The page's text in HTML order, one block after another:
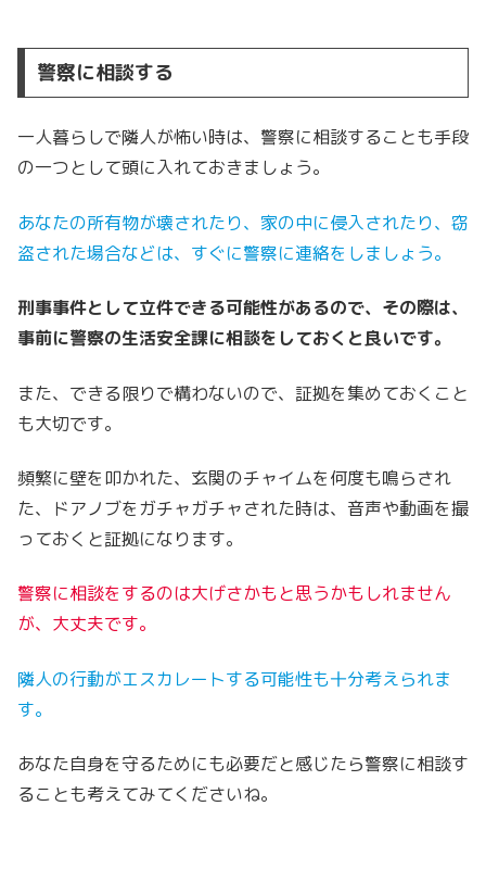
警察に相談する
一人暮らしで隣人が怖い時は、警察に相談することも手段
の一つとして頭に入れておきましょう。
あなたの所有物が壊されたり、家の中に侵入されたり、窃
盗された場合などは、すぐに警察に連絡をしましょう。
刑事事件として立件できる可能性があるので、その際は、
事前に警察の生活安全課に相談をしておくと良いです。
また、できる限りで構わないので、証拠を集めておくこと
も大切です。
頻繁に壁を叩かれた、玄関のチャイムを何度も鳴らされ
た、ドアノブをガチャガチャされた時は、音声や動画を撮
っておくと証拠になります。
警察に相談をするのは大げさかもと思うかもしれません
が、大丈夫です。
隣人の行動がエスカレートする可能性も十分考えられま
す。
あなた自身を守るためにも必要だと感じたら警察に相談す
ることも考えてみてくださいね。